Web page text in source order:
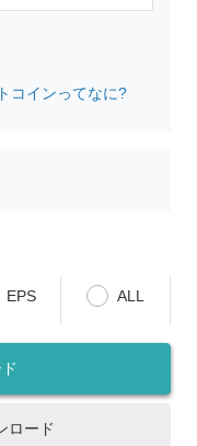
コインってなに?
EPS ALL
ロード